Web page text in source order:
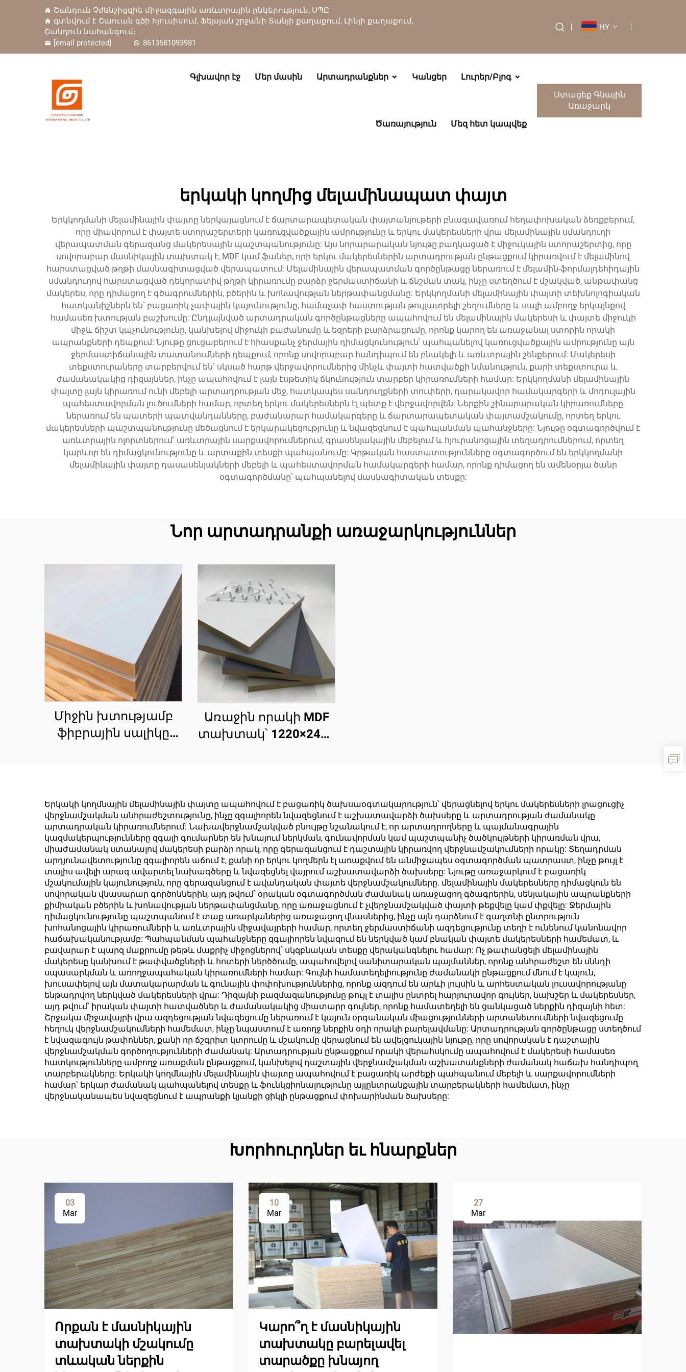
Շանդուն Չժենշիցզիե միջազգային առևտրային ընկերություն, ՍՊԸ
գտնվում է Շաուան գծի հյուսիսում, Ֆեյսյան շրջանի Տանյի քաղաքում, Լինյի քաղաքում,
Շանդուն նահանգում։
[email protected]
8613581093981
HY
Գլխավոր էջ Մեր մասին Արտադրանքներ Կանցեր Լուրեր/Բլոգ
Ծառայություն Մեզ հետ կապվեք
Ստացեք Գնային
Առաջարկ
երկակի կողմից մելամինապատ փայտ
Երկկողմանի մելամինային փայտը ներկայացնում է ճարտարապետական փայտանյութերի բնագավառում հեղափոխական ձեռքբերում,
որը միավորում է փայտե ստորաշերտերի կառուցվածքային ամրությունը և երկու մակերեսների վրա մելամինային սմանդուղի
վերապատման գերազանց մակերեսային պաշտպանությունը: Այս նորարարական նյութը բաղկացած է միջուկային ստորաշերտից, որը
սովորաբար մասնիկային տախտակ է, MDF կամ ֆաներ, որի երկու մակերեսներին արտադրության ընթացքում կիրառվում է մելամինով
հարստացված թղթի մասնագիտացված վերապատում: Մելամինային վերապատման գործընթացը ներառում է մելամին-ֆորմալդեհիդային
սմանդուղով հարստացված դեկորատիվ թղթի կիրառումը բարձր ջերմաստիճանի և ճնշման տակ, ինչը ստեղծում է մշակված, անթափանց
մակերես, որը դիմացող է գծագրումներին, բծերին և խոնավության ներթափանցմանը: Երկկողմանի մելամինային փայտի տեխնոլոգիական
հատկանիշներն են՝ բացառիկ չափային կայունությունը, համաչափ հաստության թույլատրելի շեղումները և սալի ամբողջ երկայնքով
համասեռ խտության բաշխումը: Ընդլայնված արտադրական գործընթացները ապահովում են մելամինային մակերեսի և փայտե միջուկի
միջև ճիշտ կպչունությունը, կանխելով միջուկի բաժանումը և եզրերի բարձրացումը, որոնք կարող են առաջանալ ստորին որակի
ապրանքների դեպքում: Նյութը ցուցաբերում է հիասքանչ ջերմային դիմացկունություն՝ պահպանելով կառուցվածքային ամրությունը այն
ջերմաստիճանային տատանումների դեպքում, որոնք սովորաբար հանդիպում են բնակելի և առևտրային շենքերում: Մակերեսի
տեքստուրաները տարբերվում են՝ սկսած հարթ վերջավորումներից մինչև փայտի հատվածքի նմանություն, քարի տեքստուրա և
ժամանակակից դիզայններ, ինչը ապահովում է լայն էսթետիկ ճկունություն տարբեր կիրառումների համար: Երկկողմանի մելամինային
փայտը լայն կիրառում ունի մեբելի արտադրության մեջ, հատկապես սանդուղքների տուփերի, դարակավոր համակարգերի և մոդուլային
պահեստավորման լուծումների համար, որտեղ երկու մակերեսներն էլ պետք է վերջավորվեն: Ներքին շինարարական կիրառումները
ներառում են պատերի պատվանդանները, բաժանարար համակարգերը և ճարտարապետական փայտամշակումը, որտեղ երկու
մակերեսների պաշտպանությունը մեծացնում է երկարակեցությունը և նվազեցնում է պահպանման պահանջները: Նյութը օգտագործվում է
առևտրային ոլորտներում՝ առևտրային սարքավորումներում, գրասենյակային մեբելում և հյուրանոցային տեղադրումներում, որտեղ
կարևոր են դիմացկունությունը և արտաքին տեսքի պահպանումը: Կրթական հաստատությունները օգտագործում են երկկողմանի
մելամինային փայտը դասասենյակների մեբելի և պահեստավորման համակարգերի համար, որոնք դիմացող են ամենօրյա ծանր
օգտագործմանը՝ պահպանելով մասնագիտական տեսքը:
Նոր արտադրանքի առաջարկություններ
Միջին խտությամբ
ֆիբրային սալիկը
ինչպես նաև
փաթեթավորման
սալիկների համար
պատրաստված
ճարտարապետական
փայտե արտադրանք
է, որը ստացվում է
փայտի կամ այլ
բուսական
մանրաթելերից
Առաջին որակի MDF
տախտակ՝ 1220×2440
(0,2 մմ), բարձր
փայլուն և մատե
մակերես
սանդղակային
մասերի համար
Երկակի կողմնային մելամինային փայտը ապահովում է բացառիկ ծախսաօգտակարություն՝ վերացնելով երկու մակերեսների լրացուցիչ
վերջնամշակման անհրաժեշտությունը, ինչը զգալիորեն նվազեցնում է աշխատավարձի ծախսերը և արտադրության ժամանակը
արտադրական կիրառումներում: Նախավերջնամշակված բնույթը նշանակում է, որ արտադրողները և պայմանագրային
կազմակերպությունները զգալի գումարներ են խնայում ներկման, գունավորման կամ պաշտպանիչ ծածկույթների կիրառման վրա,
միաժամանակ ստանալով մակերեսի բարձր որակ, որը գերազանցում է դաշտային կիրառվող վերջնամշակումների որակը: Տեղադրման
արդյունավետությունը զգալիորեն աճում է, քանի որ երկու կողմերն էլ առաքվում են անմիջապես օգտագործման պատրաստ, ինչը թույլ է
տալիս ավելի արագ ավարտել նախագծերը և նվազեցնել վայրում աշխատավարձի ծախսերը: Նյութը առաջարկում է բացառիկ
մշակումային կայունություն, որը գերազանցում է ավանդական փայտե վերջնամշակումները. մելամինային մակերեսները դիմացկուն են
սովորական վնասարար գործոններին, այդ թվում՝ օրական օգտագործման ժամանակ առաջացող գծագրերին, սենյակային ապրանքների
քիմիական բծերին և խոնավության ներթափանցմանը, որը առաջացնում է չվերջնամշակված փայտի թեքվելը կամ փքվելը: Ջերմային
դիմացկունությունը պաշտպանում է տաք առարկաներից առաջացող վնասներից, ինչը այն դարձնում է գաղտնի ընտրություն
խոհանոցային կիրառումների և առևտրային միջավայրերի համար, որտեղ ջերմաստիճանի ազդեցությունը տեղի է ունենում կանոնավոր
հաճախականությամբ: Պահպանման պահանջները զգալիորեն նվազում են ներկված կամ բնական փայտե մակերեսների համեմատ, և
բավարար է պարզ մաքրումը թեթև մաքրիչ միջոցներով՝ սկզբնական տեսքը վերականգնելու համար: Ոչ թափանցելի մելամինային
մակերեսը կանխում է թափվածքների և հոտերի ներծծումը, ապահովելով սանիտարական պայմաններ, որոնք անհրաժեշտ են սննդի
սպասարկման և առողջապահական կիրառումների համար: Գույնի համատեղելիությունը ժամանակի ընթացքում մնում է կայուն,
խուսափելով այն մատակարարման և գունային փոփոխություններից, որոնք ազդում են արևի լույսին և արհեստական լուսավորությանը
ենթադրվող ներկված մակերեսների վրա: Դիզայնի բազմազանությունը թույլ է տալիս ընտրել հարյուրավոր գույներ, նախշեր և մակերեսներ,
այդ թվում՝ իրական փայտի հատվածներ և ժամանակակից միատարր գույներ, որոնք համատեղելի են ցանկացած ներքին դիզայնի հետ:
Շրջակա միջավայրի վրա ազդեցության նվազեցումը ներառում է կայուն օրգանական միացությունների արտանետումների նվազեցումը
հեղուկ վերջնամշակումների համեմատ, ինչը նպաստում է առողջ ներքին օդի որակի բարելավմանը: Արտադրության գործընթացը ստեղծում
է նվազագույն թափոններ, քանի որ ճշգրիտ կտրումը և մշակումը վերացնում են ավելցուկային նյութը, որը սովորական է դաշտային
վերջնամշակման գործողությունների ժամանակ: Արտադրության ընթացքում որակի վերահսկումը ապահովում է մակերեսի համասեռ
հատկությունները ամբողջ առաքման ընթացքում, կանխելով դաշտային վերջնամշակման աշխատանքների ժամանակ հաճախ հանդիպող
տարբերակները: Երկակի կողմնային մելամինային փայտը ապահովում է բացառիկ արժեքի պահպանում մեբելի և սարքավորումների
համար՝ երկար ժամանակ պահպանելով տեսքը և ֆունկցիոնալությունը այլընտրանքային տարբերակների համեմատ, ինչը
վերջնականապես նվազեցնում է ապրանքի կյանքի ցիկլի ընթացքում փոխարինման ծախսերը:
Խորհուրդներ եւ հնարքներ
03
Mar
Որքան է մասնիկային
տախտակի մշակումը
տևական ներքին
10
Mar
Կարո՞ղ է մասնիկային
տախտակը բարելավել
տարածքը խնայող
27
Mar